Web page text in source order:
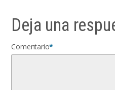
Deja una
Comentario*